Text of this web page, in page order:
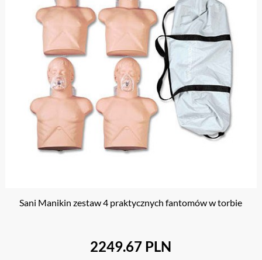
Sani Manikin zestaw 4 praktycznych fantomów w torbie
2249.67 PLN